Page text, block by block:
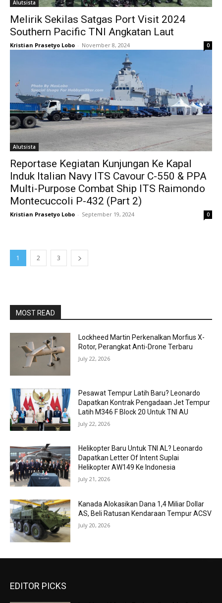
Alutsista
Melirik Sekilas Satgas Port Visit 2024
Southern Pacific TNI Angkatan Laut
Kristian Prasetyo Lobo - November 8, 2024 0
Alutsista
Reportase Kegiatan Kunjungan Ke Kapal
Induk Italian Navy ITS Cavour C-550 & PPA
Multi-Purpose Combat Ship ITS Raimondo
Montecuccoli P-432 (Part 2)
Kristian Prasetyo Lobo - September 19, 2024 0
1 2 3
MOST READ
Lockheed Martin Perkenalkan Morfius X-
Rotor, Perangkat Anti-Drone Terbaru
July 22, 2026
Pesawat Tempur Latih Baru? Leonardo
Dapatkan Kontrak Pengadaan Jet Tempur
Latih M346 F Block 20 Untuk TNI AU
July 22, 2026
Helikopter Baru Untuk TNI AL? Leonardo
Dapatkan Letter Of Intent Suplai
Helikopter AW149 Ke Indonesia
July 21, 2026
Kanada Alokasikan Dana 1,4 Miliar Dollar
AS, Beli Ratusan Kendaraan Tempur ACSV
July 20, 2026
EDITOR PICKS